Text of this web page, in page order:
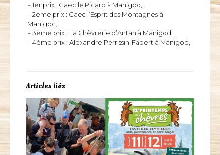
– 1er prix : Gaec le Picard à Manigod,
– 2ème prix : Gaec l’Esprit des Montagnes à
Manigod,
– 3ème prix : La Chèvrerie d’Antan à Manigod,
– 4ème prix : Alexandre Perrissin-Fabert à Manigod,
Articles liés